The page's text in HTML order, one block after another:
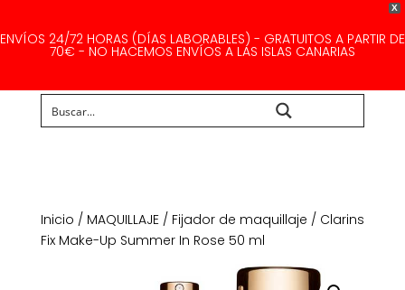
X
ENVÍOS 24/72 HORAS (DÍAS LABORABLES) - GRATUITOS A PARTIR DE
70€ - NO HACEMOS ENVÍOS A LAS ISLAS CANARIAS
Inicio / MAQUILLAJE/ Fijador de maquillaje / Clarins
Fix Make-Up Summer In Rose 50 ml